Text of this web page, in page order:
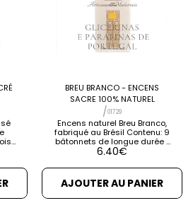
BREU BRANCO - ENCENS
SACRE 100% NATUREL
/01729
Encens naturel Breu Branco,
fabriqué au Brésil Contenu: 9
bâtonnets de longue durée •
Env. temps de cuisson: 1h
propreté et élévation
spirituelle [...] VOIR LES
DÉTAILS VOIR LES PRODUITS
ASSOCIÉS
6.40€
AJOUTER AU PANIER